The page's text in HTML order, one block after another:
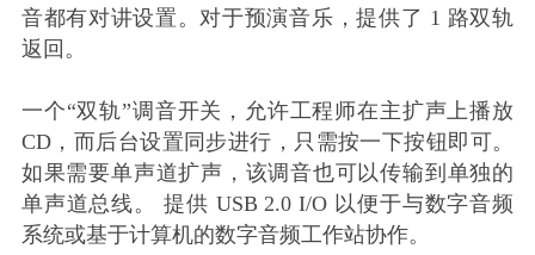
音都有对讲设置。对于预演音乐，提供了 1 路双轨
返回。
一个“双轨”调音开关，允许工程师在主扩声上播放
CD，而后台设置同步进行，只需按一下按钮即可。
如果需要单声道扩声，该调音也可以传输到单独的
单声道总线。 提供 USB 2.0 I/O 以便于与数字音频
系统或基于计算机的数字音频工作站协作。